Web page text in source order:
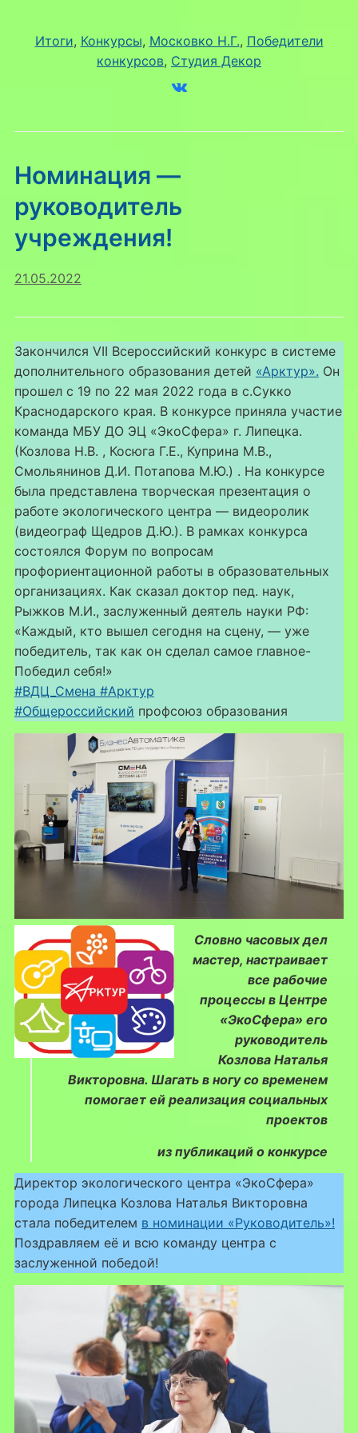
Итоги, Конкурсы, Московко Н.Г., Победители
конкурсов, Студия Декор
Номинация —
руководитель
учреждения!
21.05.2022
Закончился VII Всероссийский конкурс в системе
дополнительного образования детей «Арктур». Он
прошел с 19 по 22 мая 2022 года в с.Сукко
Краснодарского края. В конкурсе приняла участие
команда МБУ ДО ЭЦ «ЭкоСфера» г. Липецка.
(Козлова Н.В. , Косюга Г.Е., Куприна М.В.,
Смольянинов Д.И. Потапова М.Ю.) . На конкурсе
была представлена творческая презентация о
работе экологического центра — видеоролик
(видеограф Щедров Д.Ю.). В рамках конкурса
состоялся Форум по вопросам
профориентационной работы в образовательных
организациях. Как сказал доктор пед. наук,
Рыжков М.И., заслуженный деятель науки РФ:
«Каждый, кто вышел сегодня на сцену, — уже
победитель, так как он сделал самое главное-
Победил себя!»
#ВДЦ_Смена #Арктур
#Общероссийский профсоюз образования
Словно часовых дел
мастер, настраивает
все рабочие
процессы в Центре
«ЭкоСфера» его
руководитель
Козлова Наталья
Викторовна. Шагать в ногу со временем
помогает ей реализация социальных
проектов
из публикаций о конкурсе
Директор экологического центра «ЭкоСфера»
города Липецка Козлова Наталья Викторовна
стала победителем в номинации «Руководитель»!
Поздравляем её и всю команду центра с
заслуженной победой!